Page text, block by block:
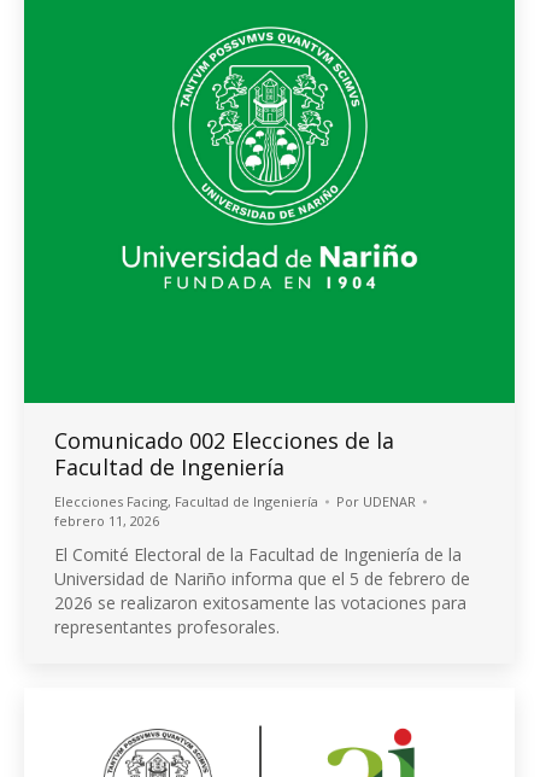
Comunicado 002 Elecciones de la
Facultad de Ingeniería
Elecciones Facing, Facultad de Ingeniería Por UDENAR
febrero 11, 2026
El Comité Electoral de la Facultad de Ingeniería de la
Universidad de Nariño informa que el 5 de febrero de
2026 se realizaron exitosamente las votaciones para
representantes profesorales.